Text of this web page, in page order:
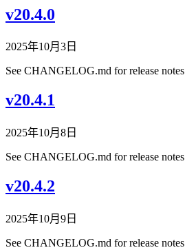
v20.4.0
2025年10月3日
See CHANGELOG.md for release notes
v20.4.1
2025年10月8日
See CHANGELOG.md for release notes
v20.4.2
2025年10月9日
See CHANGELOG.md for release notes